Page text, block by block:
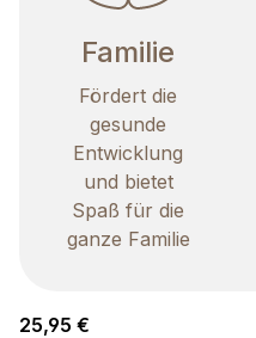
Familie
Fördert die
gesunde
Entwicklung
und bietet
Spaß für die
ganze Familie
Regulärer Preis:
25,95 €